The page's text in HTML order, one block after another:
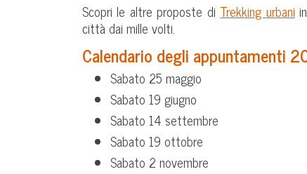
Scopri le altre proposte di Trekking urbani
città dai mille volti.
Calendario degli appuntamenti
Sabato 25 maggio
Sabato 19 giugno
Sabato 14 settembre
Sabato 19 ottobre
Sabato 2 novembre